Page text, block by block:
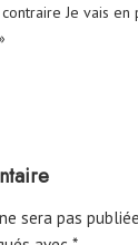
contraire Je vais en
sera pas